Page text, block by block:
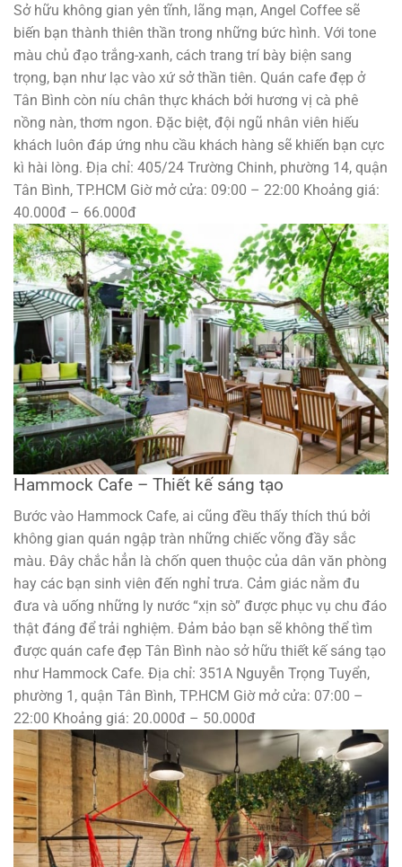
Sở hữu không gian yên tĩnh, lãng mạn, Angel Coffee sẽ
biến bạn thành thiên thần trong những bức hình. Với tone
màu chủ đạo trắng-xanh, cách trang trí bày biện sang
trọng, bạn như lạc vào xứ sở thần tiên. Quán cafe đẹp ở
Tân Bình còn níu chân thực khách bởi hương vị cà phê
nồng nàn, thơm ngon. Đặc biệt, đội ngũ nhân viên hiếu
khách luôn đáp ứng nhu cầu khách hàng sẽ khiến bạn cực
kì hài lòng. Địa chỉ: 405/24 Trường Chinh, phường 14, quận
Tân Bình, TP.HCM Giờ mở cửa: 09:00 – 22:00 Khoảng giá:
40.000đ – 66.000đ
Hammock Cafe – Thiết kế sáng tạo
Bước vào Hammock Cafe, ai cũng đều thấy thích thú bởi
không gian quán ngập tràn những chiếc võng đầy sắc
màu. Đây chắc hẳn là chốn quen thuộc của dân văn phòng
hay các bạn sinh viên đến nghỉ trưa. Cảm giác nằm đu
đưa và uống những ly nước “xịn sò” được phục vụ chu đáo
thật đáng để trải nghiệm. Đảm bảo bạn sẽ không thể tìm
được quán cafe đẹp Tân Bình nào sở hữu thiết kế sáng tạo
như Hammock Cafe. Địa chỉ: 351A Nguyễn Trọng Tuyển,
phường 1, quận Tân Bình, TP.HCM Giờ mở cửa: 07:00 –
22:00 Khoảng giá: 20.000đ – 50.000đ